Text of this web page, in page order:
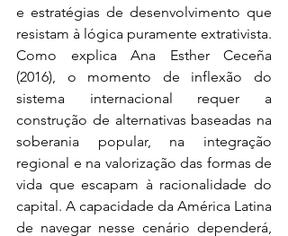
e estratégias de desenvolvimento que
resistam à lógica puramente extrativista.
Como explica Ana Esther Ceceña
(2016), o momento de inflexão do
sistema internacional requer a
construção de alternativas baseadas na
soberania popular, na integração
regional e na valorização das formas de
vida que escapam à racionalidade do
capital. A capacidade da América Latina
de navegar nesse cenário dependerá,